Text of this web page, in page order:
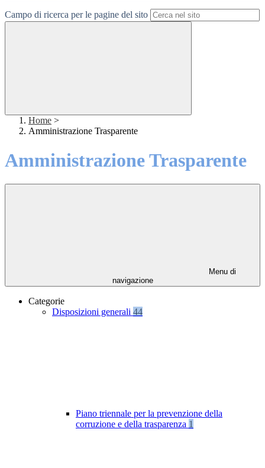
Campo di ricerca per le pagine del sito
Home >
Amministrazione Trasparente
Amministrazione Trasparente
Menu di
navigazione
Categorie
Disposizioni generali 44
Piano triennale per la prevenzione della
corruzione e della trasparenza 1